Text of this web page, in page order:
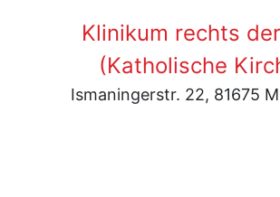
Klinikum rechts
(Katholische
Ismaningerstr. 22, 81675